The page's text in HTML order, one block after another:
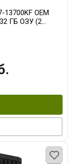
OEM
ГБ ОЗУ (2
12GB GDDR7